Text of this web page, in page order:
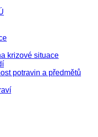
krizové situace
potravin a předmětů